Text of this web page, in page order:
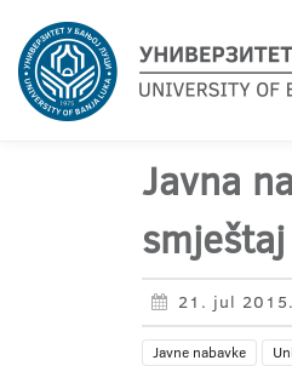
Javna
21. jul
Javne nabavke